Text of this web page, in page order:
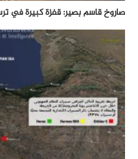
صاروخ قاسم بصير: قفزة كبيرة في